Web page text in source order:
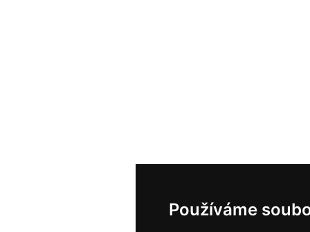
Používáme